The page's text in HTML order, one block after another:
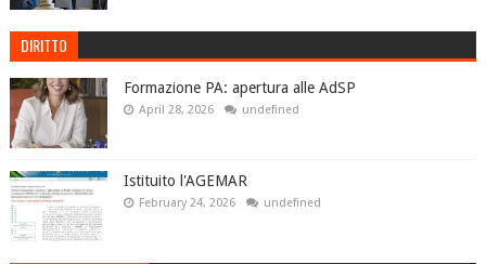
DIRITTO
Formazione PA: apertura alle AdSP
April 28, 2026 undefined
Istituito l'AGEMAR
February 24, 2026 undefined